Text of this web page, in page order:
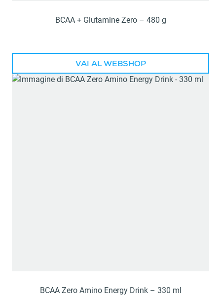
BCAA + Glutamine Zero – 480 g
VAI AL WEBSHOP
BCAA Zero Amino Energy Drink – 330 ml